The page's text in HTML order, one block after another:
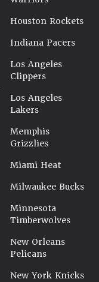
Houston Rockets
Indiana Pacers
Los Angeles
Clippers
Los Angeles
Lakers
Memphis
Grizzlies
Miami Heat
Milwaukee Bucks
Minnesota
Timberwolves
New Orleans
Pelicans
New York Knicks